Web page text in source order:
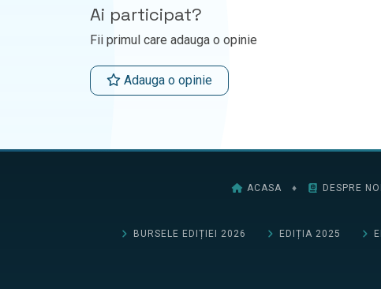
Ai participat?
Fii primul care adauga o opinie
Adauga o opinie
ACASA ♦ DESPRE NOI
BURSELE EDIȚIEI 2026 EDIȚIA 2025